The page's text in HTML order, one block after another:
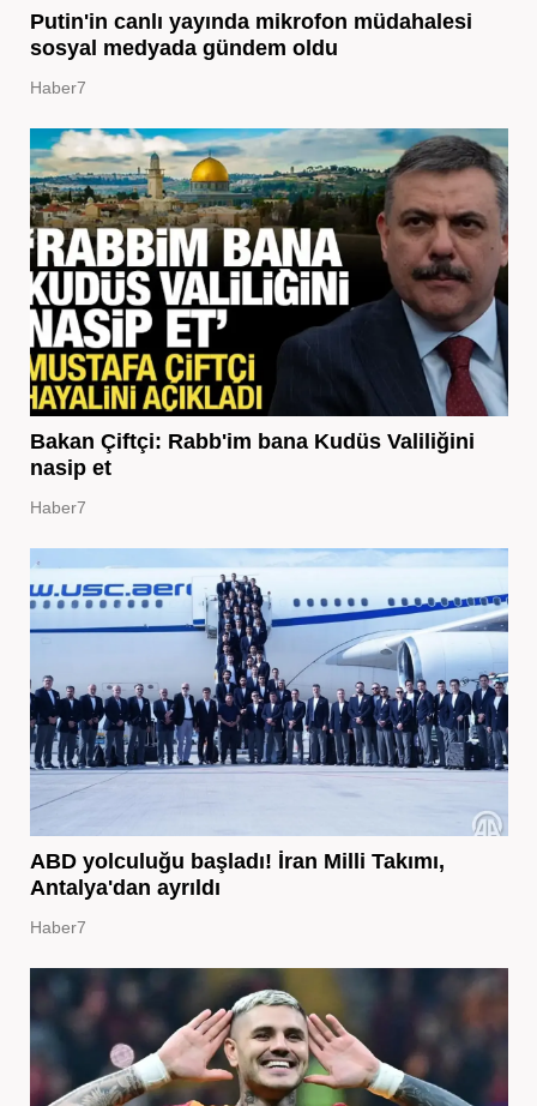
Putin'in canlı yayında mikrofon müdahalesi
sosyal medyada gündem oldu
Haber7
Bakan Çiftçi: Rabb'im bana Kudüs Valiliğini
nasip et
Haber7
ABD yolculuğu başladı! İran Milli Takımı,
Antalya'dan ayrıldı
Haber7